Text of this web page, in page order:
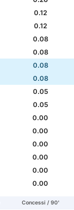
0.12
0.12
0.08
0.08
0.08
0.08
0.05
0.05
0.00
0.00
0.00
0.00
0.00
0.00
Concessi / 90'